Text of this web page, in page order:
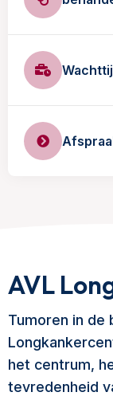
AVL
Tumoren in de
het centrum,
tevredenheid